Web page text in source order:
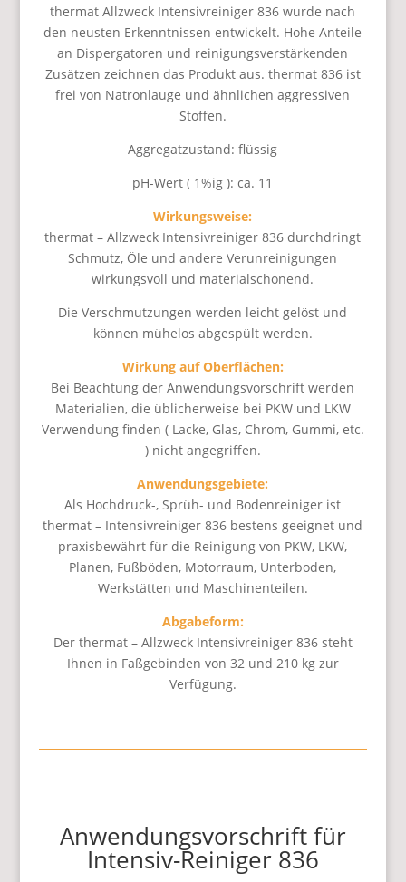
thermat Allzweck Intensivreiniger 836 wurde nach
den neusten Erkenntnissen entwickelt. Hohe Anteile
an Dispergatoren und reinigungsverstärkenden
Zusätzen zeichnen das Produkt aus. thermat 836 ist
frei von Natronlauge und ähnlichen aggressiven
Stoffen.
Aggregatzustand: flüssig
pH-Wert ( 1%ig ): ca. 11
Wirkungsweise:
thermat – Allzweck Intensivreiniger 836 durchdringt
Schmutz, Öle und andere Verunreinigungen
wirkungsvoll und materialschonend.
Die Verschmutzungen werden leicht gelöst und
können mühelos abgespült werden.
Wirkung auf Oberflächen:
Bei Beachtung der Anwendungsvorschrift werden
Materialien, die üblicherweise bei PKW und LKW
Verwendung finden ( Lacke, Glas, Chrom, Gummi, etc.
) nicht angegriffen.
Anwendungsgebiete:
Als Hochdruck-, Sprüh- und Bodenreiniger ist
thermat – Intensivreiniger 836 bestens geeignet und
praxisbewährt für die Reinigung von PKW, LKW,
Planen, Fußböden, Motorraum, Unterboden,
Werkstätten und Maschinenteilen.
Abgabeform:
Der thermat – Allzweck Intensivreiniger 836 steht
Ihnen in Faßgebinden von 32 und 210 kg zur
Verfügung.
Anwendungsvorschrift für
Intensiv-Reiniger 836